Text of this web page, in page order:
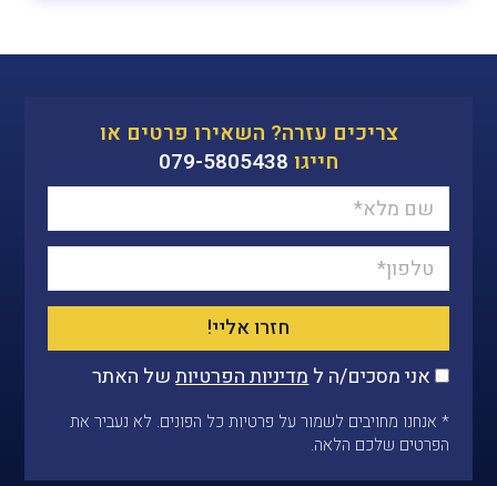
צריכים עזרה? השאירו פרטים או
חייגו 079-5805438
אני מסכים/ה למדיניות הפרטיותשל האתר
חזרו אליי!
* אנחנו מחויבים לשמור על פרטיות כל הפונים. לא נעביר את
הפרטים שלכם הלאה.